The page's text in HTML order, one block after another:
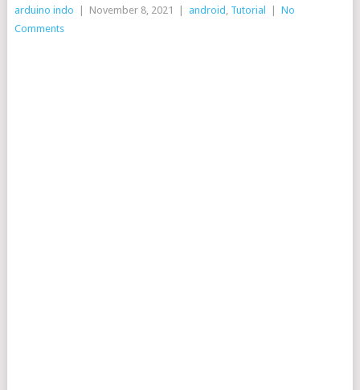
arduino indo November 8, 2021 android , Tutorial
No
Comments